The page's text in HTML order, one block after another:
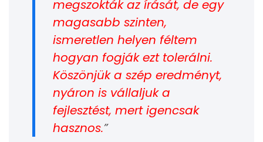
megszokták az írását, de egy
magasabb szinten,
ismeretlen helyen féltem
hogyan fogják ezt tolerálni.
Köszönjük a szép eredményt,
nyáron is vállaljuk a
fejlesztést, mert igencsak
hasznos.